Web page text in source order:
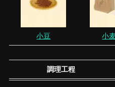
小豆 小
調理工程